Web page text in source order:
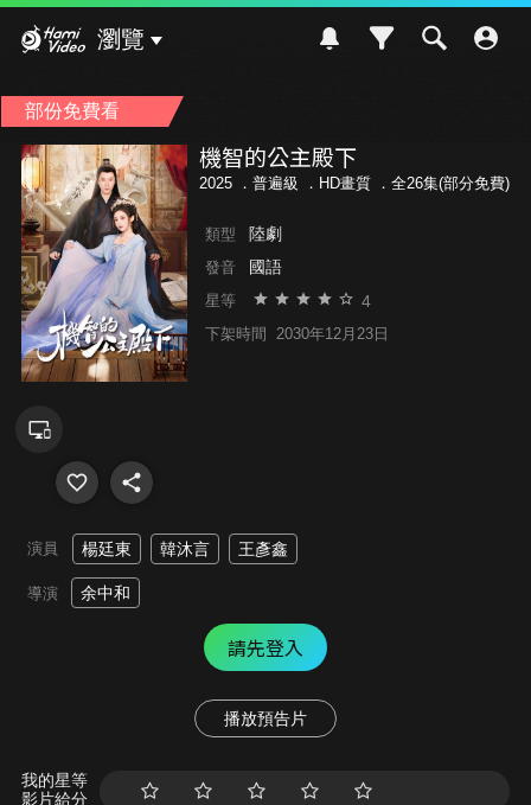
瀏覽
部份免費看
機智的公主殿下
2025 ． 普遍級 ．HD畫質 ．全26集(部分免費)
類型 陸劇
發音 國語
星等 4
下架時間 2030年12月23日
演員 楊廷東 韓沐言 王彥鑫
導演 余中和
請先登入
播放預告片
我的星等
影片給分